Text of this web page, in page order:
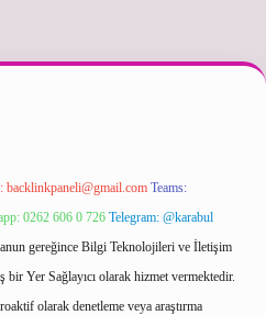
backlinkpaneli@gmail.com Teams:
0262 606 0 726 Telegram: @karabul
gereğince Bilgi Teknolojileri ve İletişim
Yer Sağlayıcı olarak hizmet vermektedir.
olarak denetleme veya araştırma